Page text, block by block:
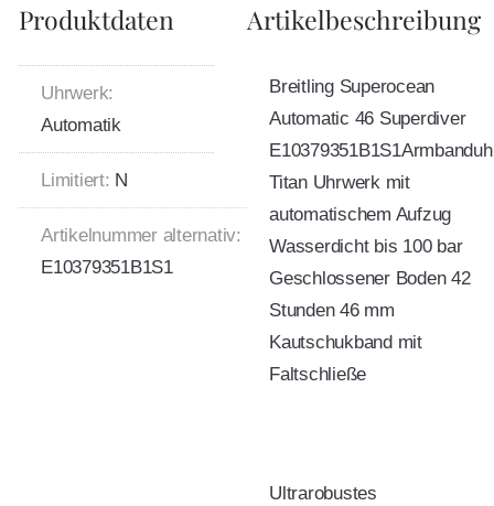
Produktdaten
Uhrwerk:
Automatik
Limitiert: N
Artikelnummer alternativ:
E10379351B1S1
Artikelbeschreibung
Breitling Superocean
Automatic 46 Superdiver
Titan Uhrwerk mit
automatischem Aufzug
Wasserdicht bis 100 bar
Geschlossener Boden 42
Stunden 46 mm
Kautschukband mit
Faltschließe
Ultrarobustes